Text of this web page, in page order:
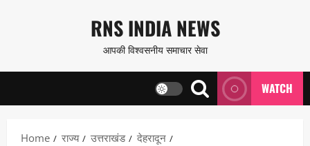
content
RNS INDIA NEWS
आपकी विश्वसनीय समाचार सेवा
WATCH
Home राज्य उत्तराखंड
देहरादून